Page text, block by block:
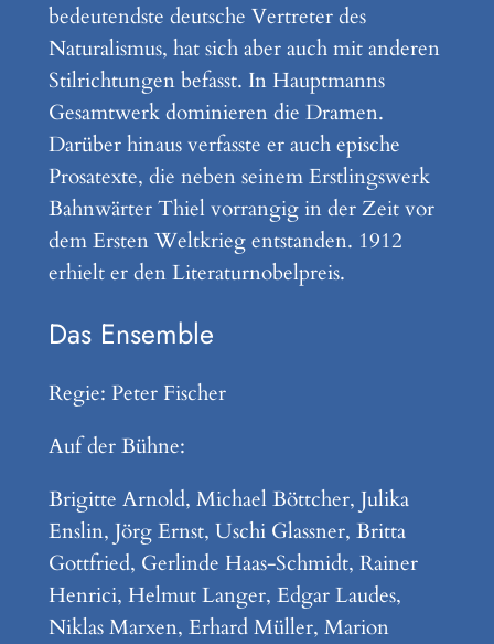
bedeutendste deutsche Vertreter des
Naturalismus, hat sich aber auch mit anderen
Stilrichtungen befasst. In Hauptmanns
Gesamtwerk dominieren die Dramen.
Darüber hinaus verfasste er auch epische
Prosatexte, die neben seinem Erstlingswerk
Bahnwärter Thiel vorrangig in der Zeit vor
dem Ersten Weltkrieg entstanden. 1912
erhielt er den Literaturnobelpreis.
Das Ensemble
Regie: Peter Fischer
Auf der Bühne:
Brigitte Arnold, Michael Böttcher, Julika
Enslin, Jörg Ernst, Uschi Glassner, Britta
Gottfried, Gerlinde Haas-Schmidt, Rainer
Henrici, Helmut Langer, Edgar Laudes,
Niklas Marxen, Erhard Müller, Marion